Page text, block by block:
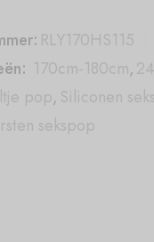
RLY170HS115
170cm-180cm,
pop, Siliconen
sekspop